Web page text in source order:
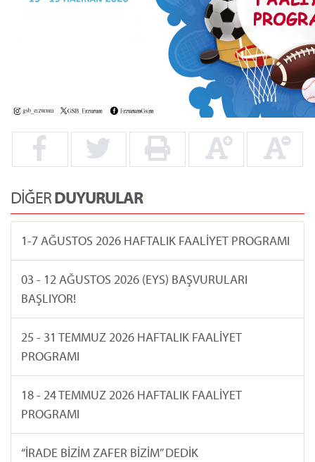
DİĞERDUYURULAR
1-7 AĞUSTOS 2026 HAFTALIK FAALİYET PROGRAMI
03 - 12 AĞUSTOS 2026 (EYS) BAŞVURULARI
BAŞLIYOR!
25 - 31 TEMMUZ 2026 HAFTALIK FAALİYET
PROGRAMI
18 - 24 TEMMUZ 2026 HAFTALIK FAALİYET
PROGRAMI
“İRADE BİZİM ZAFER BİZİM” DEDİK